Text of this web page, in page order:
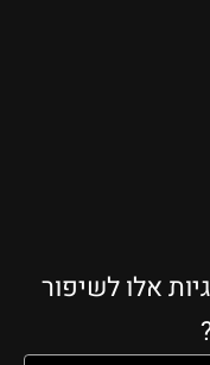
אלו לשיפור